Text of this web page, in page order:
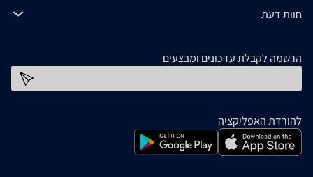
חוות דעת
הרשמה לקבלת עדכונים ומבצעים
להורדת האפליקציה